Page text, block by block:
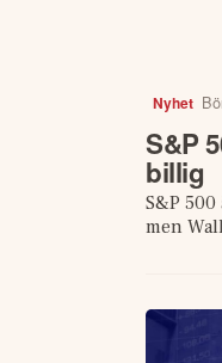
Nyhet
S&P
billig
S&P
men